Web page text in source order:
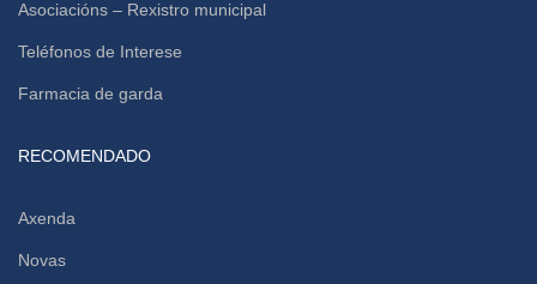
Asociacións – Rexistro municipal
Teléfonos de Interese
Farmacia de garda
RECOMENDADO
Axenda
Novas